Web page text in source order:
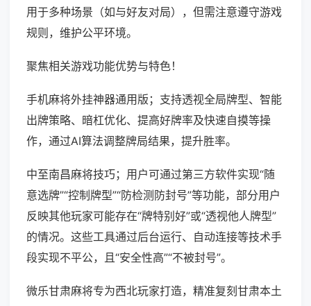
用于多种场景（如与好友对局），但需注意遵守游戏
规则，维护公平环境。
聚焦相关游戏功能优势与特色！
手机麻将外挂神器通用版；支持透视全局牌型、智能
出牌策略、暗杠优化、提高好牌率及快速自摸等操
作，通过AI算法调整牌局结果，提升胜率。
中至南昌麻将技巧；用户可通过第三方软件实现“随
意选牌”“控制牌型”“防检测防封号”等功能，部分用户
反映其他玩家可能存在“牌特别好”或“透视他人牌型”
的情况。这些工具通过后台运行、自动连接等技术手
段实现不平公，且“安全性高”“不被封号”。
微乐甘肃麻将专为西北玩家打造，精准复刻甘肃本土